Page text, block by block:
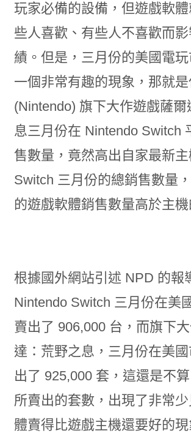
玩家必備的設備，但遊戲軟
些人喜歡、有些人不喜歡而
績。但是，三月份的美國電
一個非常有趣的現象，那就
(Nintendo) 旗下大作遊戲薩爾
息三月份在 Nintendo Switch
售數量，竟然高出自家最新
Switch 三月份的總銷售數量
的遊戲軟體銷售數量高於主機
根據國外網站引述 NPD 的報
Nintendo Switch 三月份在美
賣出了 906,000 台，而旗下
達：荒野之息，三月份在美
出了 925,000 套，這還是不
所賣出的套數，出現了非常
體賣得比遊戲主機還要好的